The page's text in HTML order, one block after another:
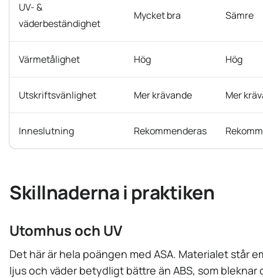
UV- &
väderbeständighet
Mycket bra Sämre
Värmetålighet Hög Hög
Utskriftsvänlighet Mer krävande Mer
Inneslutning Rekommenderas
Skillnaderna i praktiken
Utomhus och UV
Det här är hela poängen med ASA. Materialet står
ljus och väder betydligt bättre än ABS, som bleknar